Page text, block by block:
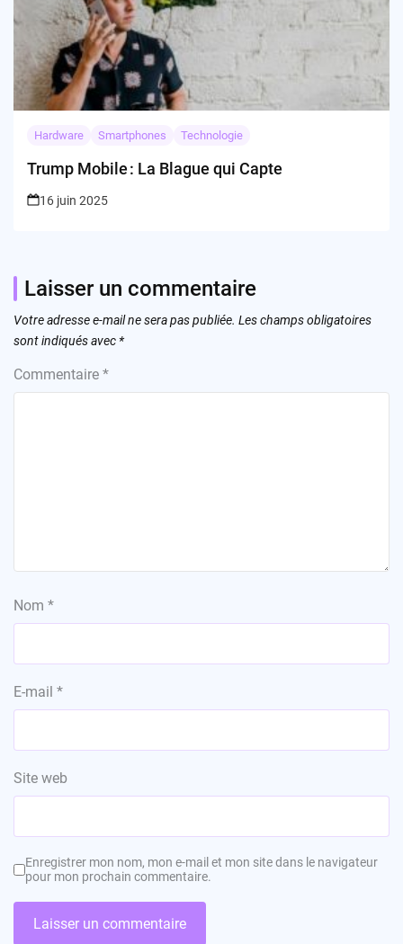
Hardware Smartphones Technologie
Trump Mobile : La Blague qui Capte
16 juin 2025
Laisser un commentaire
Votre adresse e-mail ne sera pas publiée. Les champs obligatoires
sont indiqués avec *
Commentaire *
Nom *
E-mail *
Site web
Enregistrer mon nom, mon e-mail et mon site dans le navigateur
pour mon prochain commentaire.